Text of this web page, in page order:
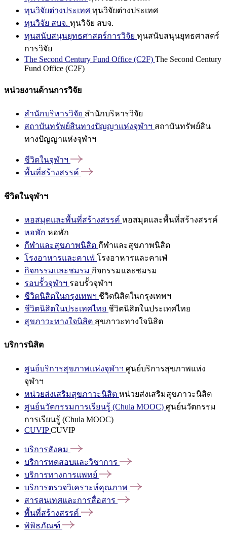
ทุนวิจัยต่างประเทศ ทุนวิจัยต่างประเทศ
ทุนวิจัย สบจ. ทุนวิจัย สบจ.
ทุนสนับสนุนยุทธศาสตร์การวิจัย ทุนสนับสนุนยุทธศาสตร์
การวิจัย
The Second Century Fund Office (C2F) The Second Century
Fund Office (C2F)
หน่วยงานด้านการวิจัย
สำนักบริหารวิจัย สำนักบริหารวิจัย
สถาบันทรัพย์สินทางปัญญาแห่งจุฬาฯ สถาบันทรัพย์สิน
ทางปัญญาแห่งจุฬาฯ
ชีวิตในจุฬาฯ
พื้นที่สร้างสรรค์
ชีวิตในจุฬาฯ
หอสมุดและพื้นที่สร้างสรรค์ หอสมุดและพื้นที่สร้างสรรค์
หอพัก หอพัก
กีฬาและสุขภาพนิสิต กีฬาและสุขภาพนิสิต
โรงอาหารและคาเฟ่ โรงอาหารและคาเฟ่
กิจกรรมและชมรม กิจกรรมและชมรม
รอบรั้วจุฬาฯ รอบรั้วจุฬาฯ
ชีวิตนิสิตในกรุงเทพฯ ชีวิตนิสิตในกรุงเทพฯ
ชีวิตนิสิตในประเทศไทย ชีวิตนิสิตในประเทศไทย
สุขภาวะทางใจนิสิต สุขภาวะทางใจนิสิต
บริการนิสิต
ศูนย์บริการสุขภาพแห่งจุฬาฯ ศูนย์บริการสุขภาพแห่ง
จุฬาฯ
หน่วยส่งเสริมสุขภาวะนิสิต หน่วยส่งเสริมสุขภาวะนิสิต
ศูนย์นวัตกรรมการเรียนรู้ (Chula MOOC) ศูนย์นวัตกรรม
การเรียนรู้ (Chula MOOC)
CUVIPCUVIP
บริการสังคม
บริการทดสอบและวิชาการ
บริการทางการแพทย์
บริการตรวจวิเคราะห์คุณภาพ
สารสนเทศและการสื่อสาร
พื้นที่สร้างสรรค์
พิพิธภัณฑ์